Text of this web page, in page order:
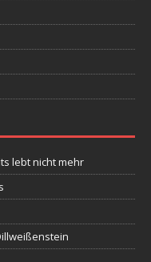
lebt nicht mehr